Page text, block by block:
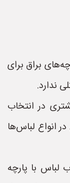
براق برای
ندارد.
در انتخاب
انواع لباس‌ها
لباس با پارچه